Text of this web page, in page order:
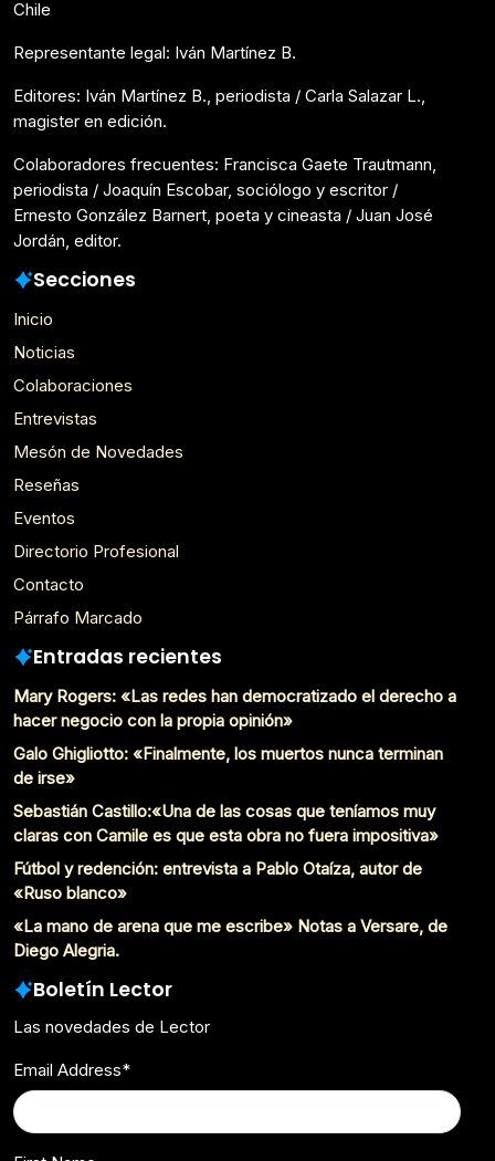
Chile
Representante legal: Iván Martínez B.
Editores: Iván Martínez B., periodista / Carla Salazar L.,
magister en edición.
Colaboradores frecuentes: Francisca Gaete Trautmann,
periodista / Joaquín Escobar, sociólogo y escritor /
Ernesto González Barnert, poeta y cineasta / Juan José
Jordán, editor.
Secciones
Inicio
Noticias
Colaboraciones
Entrevistas
Mesón de Novedades
Reseñas
Eventos
Directorio Profesional
Contacto
Párrafo Marcado
Entradas recientes
Mary Rogers: «Las redes han democratizado el derecho a
hacer negocio con la propia opinión»
Galo Ghigliotto: «Finalmente, los muertos nunca terminan
de irse»
Sebastián Castillo:«Una de las cosas que teníamos muy
claras con Camile es que esta obra no fuera impositiva»
Fútbol y redención: entrevista a Pablo Otaíza, autor de
«Ruso blanco»
«La mano de arena que me escribe» Notas a Versare, de
Diego Alegria.
Boletín Lector
Las novedades de Lector
Email Address*